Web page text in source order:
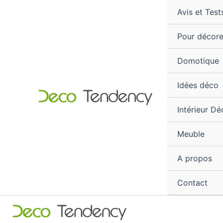
Avis et
Pour
Domotique
Idées déco
Intérieur
Meuble
A propos
Contact